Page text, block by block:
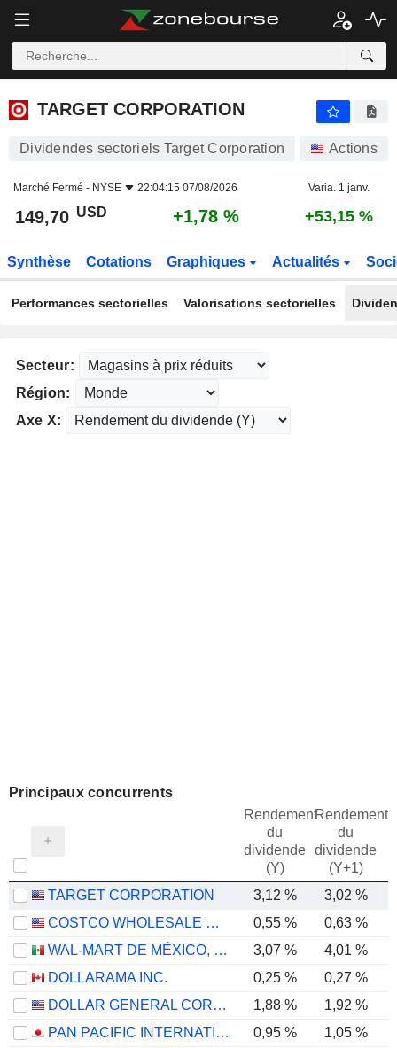
TARGET CORPORATION
TARGET CORPORATION
Dividendes sectoriels Target Corporation Actions
Marché Fermé - NYSE 22:04:15 07/08/2026 Varia. 1 janv.
149,70 USD +1,78 % +53,15 %
Synthèse Cotations Graphiques Actualités
Performances sectorielles Valorisations sectorielles
Secteur:
Région:
Axe X:
Principaux concurrents
Rendement
du
dividende
(Y)
Rendement
du
dividende
(Y+1)
TARGET CORPORATION 3,12 % 3,02 %
COSTCO WHOLESALE CORPORATION
0,55 % 0,63 %
WAL-MART DE MÉXICO, S.A.B. DE C.V.
3,07 %
4,01 %
DOLLARAMA INC.
0,25 % 0,27 %
DOLLAR GENERAL CORPORATION
1,88 % 1,92 %
PAN PACIFIC INTERNATIONAL HOLDINGS CORPORATION
0,95 % 1,05 %